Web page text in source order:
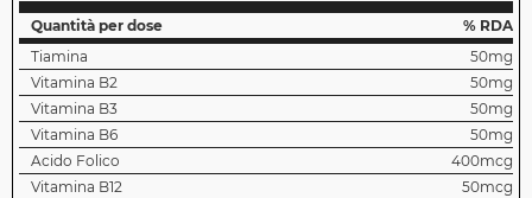
Quantità per dose
% RDA
Tiamina
50mg
Vitamina B2
50mg
Vitamina B3
50mg
Vitamina B6
50mg
Acido Folico
400mcg
Vitamina B12
50mcg